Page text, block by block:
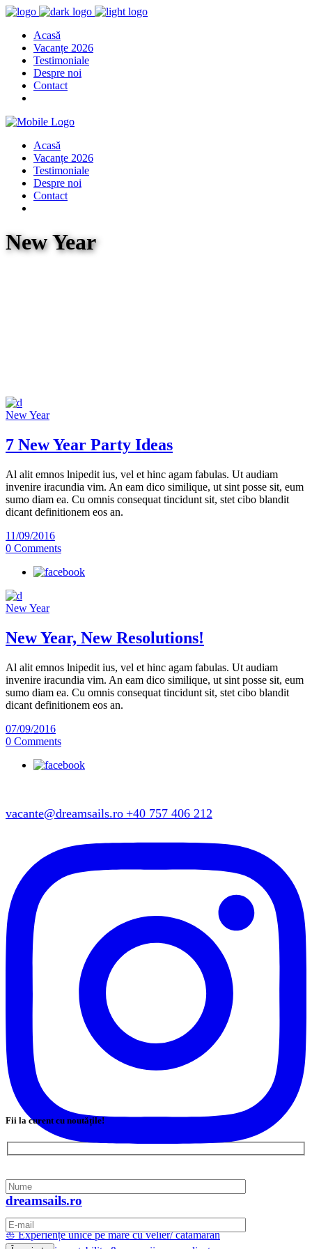
Acasă
Vacanțe 2026
Testimoniale
Despre noi
Contact
Acasă
Vacanțe 2026
Testimoniale
Despre noi
Contact
New Year
New Year
7 New Year Party Ideas
Al alit emnos lnipedit ius, vel et hinc agam fabulas. Ut audiam
invenire iracundia vim. An eam dico similique, ut sint posse sit, eum
sumo diam ea. Cu omnis consequat tincidunt sit, stet cibo blandit
dicant definitionem eos an.
11/09/2016
0 Comments
New Year
New Year, New Resolutions!
Al alit emnos lnipedit ius, vel et hinc agam fabulas. Ut audiam
invenire iracundia vim. An eam dico similique, ut sint posse sit, eum
sumo diam ea. Cu omnis consequat tincidunt sit, stet cibo blandit
dicant definitionem eos an.
07/09/2016
0 Comments
vacante@dreamsails.ro +40 757 406 212
dreamsails.ro
⛵ Experiențe unice pe mare cu velier/ catamaran
Fii la curent cu noutățile!